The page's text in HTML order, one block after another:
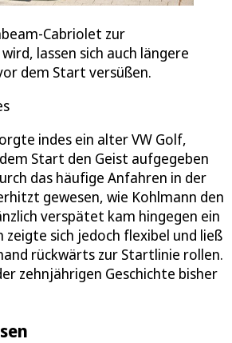
Cabriolet zur
lassen sich auch längere
dem Start versüßen.
indes ein alter VW Golf,
Start den Geist aufgegeben
das häufige Anfahren in der
gewesen, wie Kohlmann den
verspätet kam hingegen ein
zeigte sich jedoch flexibel und ließ
rückwärts zur Startlinie rollen.
zehnjährigen Geschichte bisher